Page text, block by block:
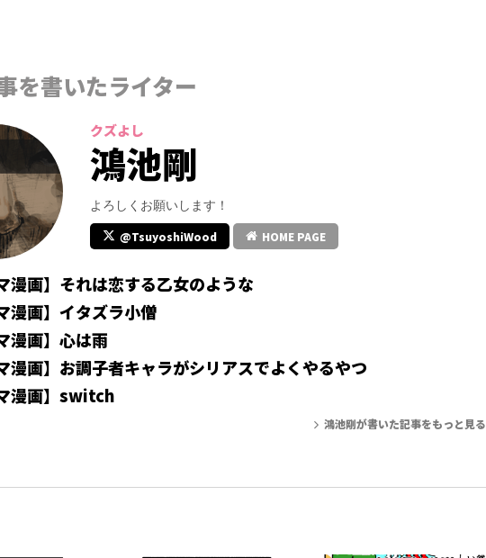
を書いたライター
クズよし
鴻池剛
よろしくお願いします！
@TsuyoshiWood HOME PAGE
漫画】それは恋する乙女のような
漫画】イタズラ小僧
漫画】心は雨
漫画】お調子者キャラがシリアスでよくやるやつ
漫画】switch
鴻池剛が書いた記事をもっと見る